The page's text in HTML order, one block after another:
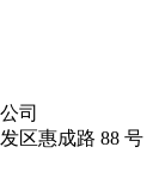
司
区惠成路 88 号